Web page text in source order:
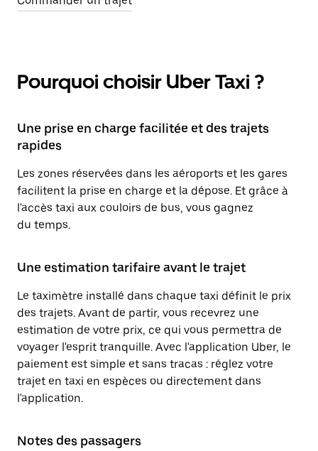
Pourquoi choisir Uber Taxi ?
Une prise en charge facilitée et des trajets
rapides
Les zones réservées dans les aéroports et les gares
facilitent la prise en charge et la dépose. Et grâce à
l'accès taxi aux couloirs de bus, vous gagnez
du temps.
Une estimation tarifaire avant le trajet
Le taximètre installé dans chaque taxi définit le prix
des trajets. Avant de partir, vous recevrez une
estimation de votre prix, ce qui vous permettra de
voyager l'esprit tranquille. Avec l'application Uber, le
paiement est simple et sans tracas : réglez votre
trajet en taxi en espèces ou directement dans
l'application.
Notes des passagers